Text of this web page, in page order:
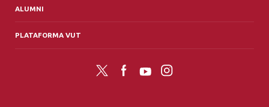
ALUMNI
PLATAFORMA VUT
Twitter FacebookYouTubeInstagram